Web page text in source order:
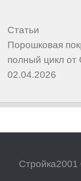
Статьи
Порошковая
полный цикл от
02.04.2026